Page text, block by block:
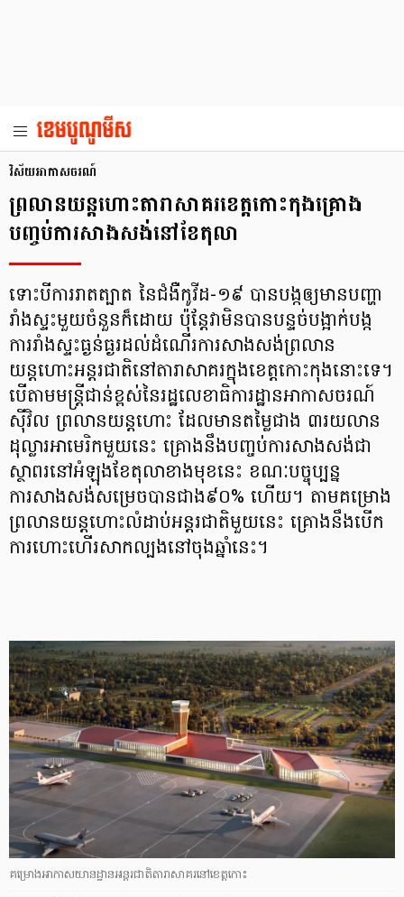
វិស័យអាកាសចរណ៍
ព្រលានយន្តហោះតារាសាគរខេត្តកោះកុងគ្រោង
បញ្ចប់ការសាងសង់នៅខែតុលា
ទោះបីការរាតត្បាត នៃជំងឺកូវីដ-១៩ បានបង្កឲ្យមានបញ្ហា
រាំងស្ទះមួយចំនួនក៏ដោយ ប៉ុន្តែវាមិនបានបន្ទច់បង្អាក់បង្ក
ការរាំងស្ទះធ្ងន់ធ្ងរដល់ដំណើរការសាងសង់ព្រលាន
យន្តហោះអន្តរជាតិនៅតារាសាគរក្នុងខេត្តកោះកុងនោះទេ។
បើតាមមន្ត្រីជាន់ខ្ពស់នៃរដ្ឋលេខាធិការដ្ឋានអាកាសចរណ៍
ស៊ីវិល ព្រលានយន្តហោះ ដែលមានតម្លៃជាង ៣រយលាន
ដុល្លារអាមេរិកមួយនេះ គ្រោងនឹងបញ្ចប់ការសាងសង់ជា
ស្ថាពរនៅអំឡុងខែតុលាខាងមុខនេះ ខណៈបច្ចុប្បន្ន
ការសាងសង់សម្រេចបានជាង៩០% ហើយ។ តាមគម្រោង
ព្រលានយន្តហោះលំដាប់អន្តរជាតិមួយនេះ គ្រោងនឹងបើក
ការហោះហើរសាកល្បងនៅចុងឆ្នាំនេះ។
គម្រោងអាកាសយានដ្ឋានអន្តរជាតិតារាសាគរនៅខេត្តកោះ